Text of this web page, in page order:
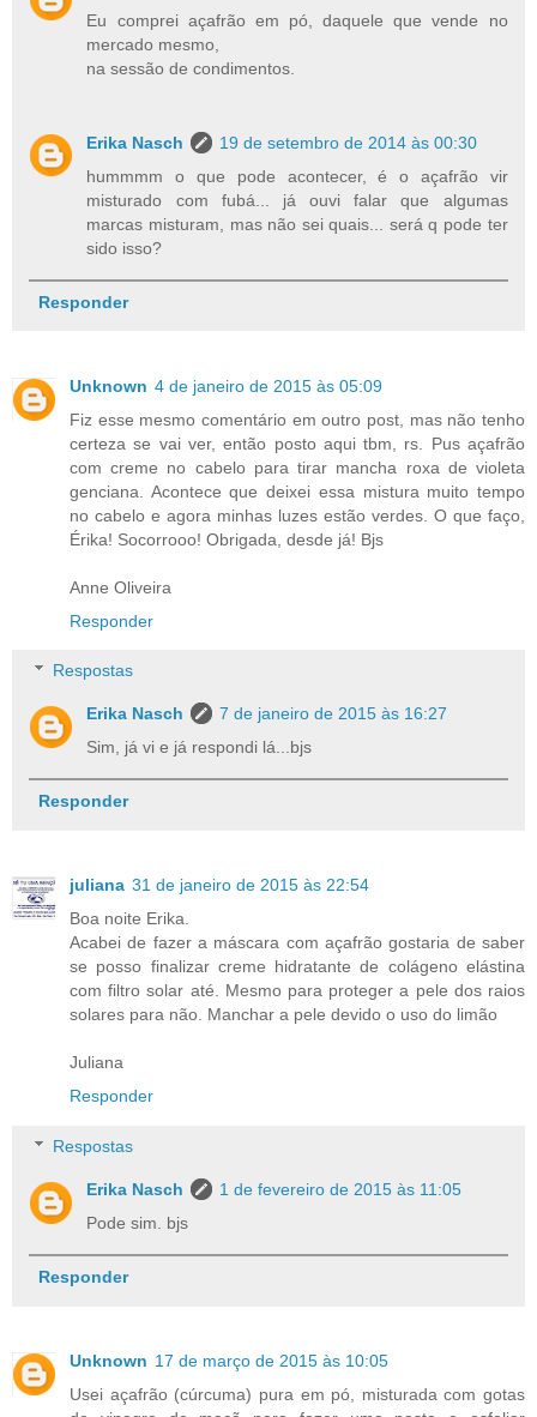
Eu comprei açafrão em pó, daquele que vende no
mercado mesmo,
na sessão de condimentos.
Erika Nasch
19 de setembro de 2014 às 00:30
hummmm o que pode acontecer, é o açafrão vir
misturado com fubá... já ouvi falar que algumas
marcas misturam, mas não sei quais... será q pode ter
sido isso?
Responder
Unknown 4 de janeiro de 2015 às 05:09
Fiz esse mesmo comentário em outro post, mas não tenho
certeza se vai ver, então posto aqui tbm, rs. Pus açafrão
com creme no cabelo para tirar mancha roxa de violeta
genciana. Acontece que deixei essa mistura muito tempo
no cabelo e agora minhas luzes estão verdes. O que faço,
Érika! Socorrooo! Obrigada, desde já! Bjs
Anne Oliveira
Responder
Respostas
Erika Nasch
7 de janeiro de 2015 às 16:27
Sim, já vi e já respondi lá...bjs
Responder
juliana 31 de janeiro de 2015 às 22:54
Boa noite Erika.
Acabei de fazer a máscara com açafrão gostaria de saber
se posso finalizar creme hidratante de colágeno elástina
com filtro solar até. Mesmo para proteger a pele dos raios
solares para não. Manchar a pele devido o uso do limão
Juliana
Responder
Respostas
Erika Nasch
1 de fevereiro de 2015 às 11:05
Pode sim. bjs
Responder
Unknown 17 de março de 2015 às 10:05
Usei açafrão (cúrcuma) pura em pó, misturada com gotas